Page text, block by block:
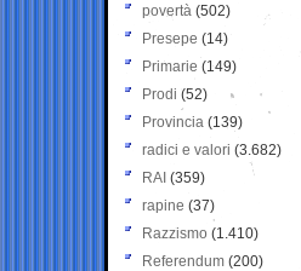
povertà (502)
Presepe (14)
Primarie (149)
Prodi (52)
Provincia (139)
radici e valori (3.682)
RAI (359)
rapine (37)
Razzismo (1.410)
Referendum (200)